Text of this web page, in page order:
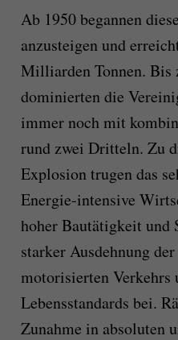
Ab 1950 begannen
anzusteigen und
Milliarden Tonnen. Bis
dominierten die
immer noch mit
rund zwei Dritteln. Zu
Explosion trugen das
Energie-intensive
hoher Bautätigkeit und
starker Ausdehnung
motorisierten Verkehrs
Lebensstandards bei.
Zunahme in absoluten